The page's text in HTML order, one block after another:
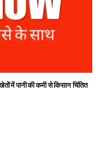
पानी की कमी से किसान चिंतित